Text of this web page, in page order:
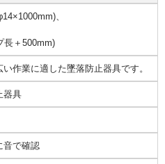
、
長＋500mm)
作業に適した墜落防止器具です。
器具
音で確認